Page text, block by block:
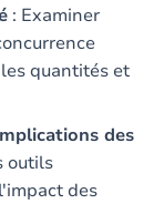
: Examiner
quantités et
des
outils
des